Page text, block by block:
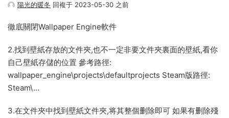
陽光的暖冬 回複于 2023-05-30 之前
徹底關閉Wallpaper Engine軟件
2.找到壁紙存放的文件夾,也不一定非要文件夾裏面的壁紙,看你
自己壁紙存儲的位置 參考路徑:
wallpaper_engine\projects\defaultprojects Steam版路徑:
Steam\…
3.在文件夾中找到壁紙文件夾,将其整個删除即可 如果有删除殘